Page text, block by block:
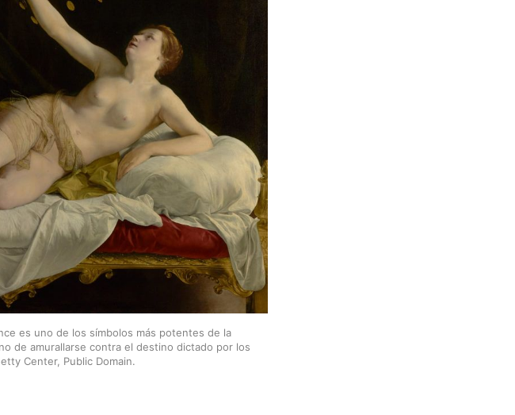
es uno de los símbolos más potentes de la
de amurallarse contra el destino dictado por los
Center, Public Domain.